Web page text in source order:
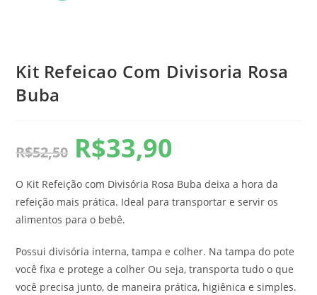
Kit Refeicao Com Divisoria Rosa
Buba
R$52,50 R$33,90
O Kit Refeição com Divisória Rosa Buba deixa a hora da
refeição mais prática. Ideal para transportar e servir os
alimentos para o bebê.
Possui divisória interna, tampa e colher. Na tampa do pote
você fixa e protege a colher Ou seja, transporta tudo o que
você precisa junto, de maneira prática, higiênica e simples.